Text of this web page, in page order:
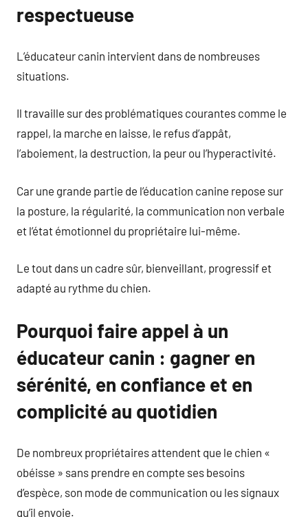
respectueuse
L’éducateur canin intervient dans de nombreuses
situations.
Il travaille sur des problématiques courantes comme le
rappel, la marche en laisse, le refus d’appât,
l’aboiement, la destruction, la peur ou l’hyperactivité.
Car une grande partie de l’éducation canine repose sur
la posture, la régularité, la communication non verbale
et l’état émotionnel du propriétaire lui-même.
Le tout dans un cadre sûr, bienveillant, progressif et
adapté au rythme du chien.
Pourquoi faire appel à un
éducateur canin : gagner en
sérénité, en confiance et en
complicité au quotidien
De nombreux propriétaires attendent que le chien «
obéisse » sans prendre en compte ses besoins
d’espèce, son mode de communication ou les signaux
qu’il envoie.